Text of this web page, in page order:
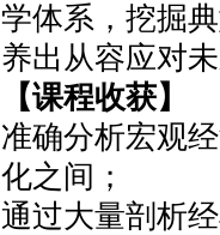
学体系，挖掘
养出从容应对
【课程收获】
准确分析宏观
化之间；
通过大量剖析